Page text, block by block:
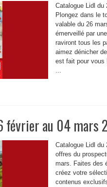
Catalogue Lidl du
Plongez dans le
valable du 26
émerveillé par
raviront tous les
aimez dénicher
est fait pour vous
...
février au 04 mars
Catalogue Lidl du
offres du
mars. Faites des
créez votre
contenus